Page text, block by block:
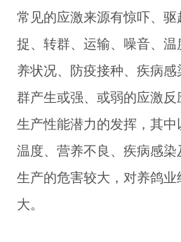
常见的应激来源有惊吓、
捉、转群、运输、噪音、
养状况、防疫接种、疾病
群产生或强、或弱的应激
生产性能潜力的发挥，其
温度、营养不良、疾病感
生产的危害较大，对养鸽
大。